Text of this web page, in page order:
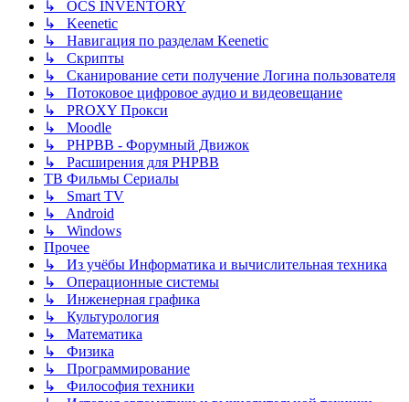
↳ OCS INVENTORY
↳ Keenetic
↳ Навигация по разделам Keenetic
↳ Скрипты
↳ Сканирование сети получение Логина пользователя
↳ Потоковое цифровое аудио и видеовещание
↳ PROXY Прокси
↳ Moodle
↳ PHPBB - Форумный Движок
↳ Расширения для PHPBB
ТВ Фильмы Сериалы
↳ Smart TV
↳ Android
↳ Windows
Прочее
↳ Из учёбы Информатика и вычислительная техника
↳ Операционные системы
↳ Инженерная графика
↳ Культурология
↳ Математика
↳ Физика
↳ Программирование
↳ Философия техники